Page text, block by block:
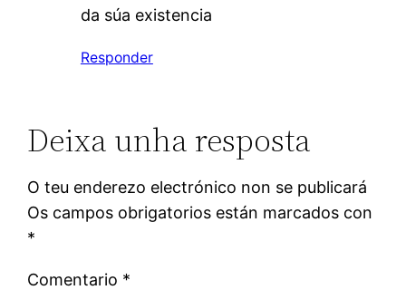
da súa existencia
Responder
Deixa unha resposta
O teu enderezo electrónico non se publicará
Os campos obrigatorios están marcados con
*
Comentario *